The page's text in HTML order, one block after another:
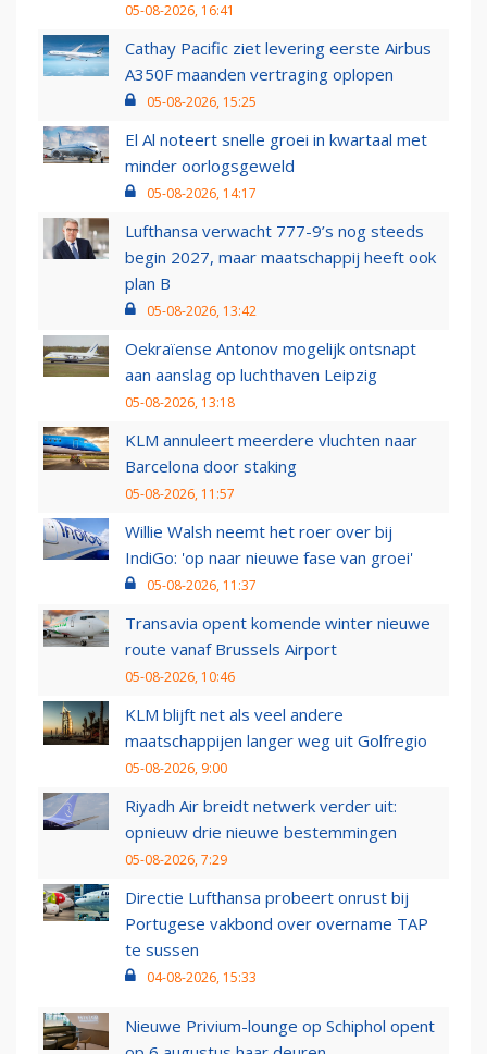
05-08-2026, 16:41
Cathay Pacific ziet levering eerste Airbus
A350F maanden vertraging oplopen
05-08-2026, 15:25
El Al noteert snelle groei in kwartaal met
minder oorlogsgeweld
05-08-2026, 14:17
Lufthansa verwacht 777-9’s nog steeds
begin 2027, maar maatschappij heeft ook
plan B
05-08-2026, 13:42
Oekraïense Antonov mogelijk ontsnapt
aan aanslag op luchthaven Leipzig
05-08-2026, 13:18
KLM annuleert meerdere vluchten naar
Barcelona door staking
05-08-2026, 11:57
Willie Walsh neemt het roer over bij
IndiGo: 'op naar nieuwe fase van groei'
05-08-2026, 11:37
Transavia opent komende winter nieuwe
route vanaf Brussels Airport
05-08-2026, 10:46
KLM blijft net als veel andere
maatschappijen langer weg uit Golfregio
05-08-2026, 9:00
Riyadh Air breidt netwerk verder uit:
opnieuw drie nieuwe bestemmingen
05-08-2026, 7:29
Directie Lufthansa probeert onrust bij
Portugese vakbond over overname TAP
te sussen
04-08-2026, 15:33
Nieuwe Privium-lounge op Schiphol opent